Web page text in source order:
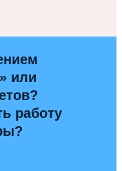
или
работу